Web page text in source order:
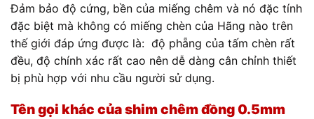
Đảm bảo độ cứng, bền của miếng chêm và nó đặc tính
đặc biệt mà không có miếng chèn của Hãng nào trên
thế giới đáp ứng được là: độ phẵng của tấm chèn rất
đều, độ chính xác rất cao nên dễ dàng cân chỉnh thiết
bị phù hợp với nhu cầu người sử dụng.
Tên gọi khác của shim chêm đồng 0.5mm